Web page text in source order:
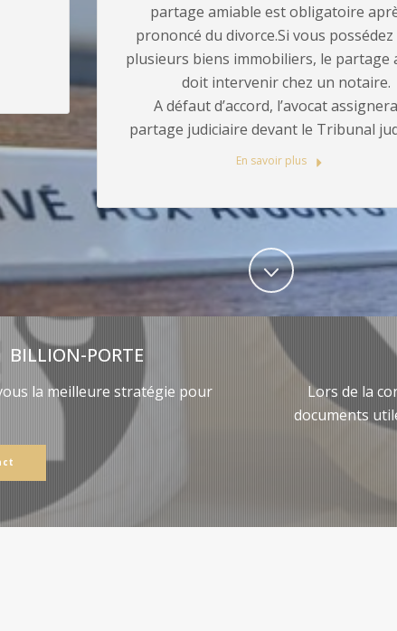
partage amiable est obligatoire
prononcé du divorce.Si vous
plusieurs biens immobiliers, le partage
doit intervenir chez un notaire.
A défaut d’accord, l’avocat
partage judiciaire devant le Tribunal
En savoir plus
PORTE
la meilleure stratégie pour
Lors de la
documents